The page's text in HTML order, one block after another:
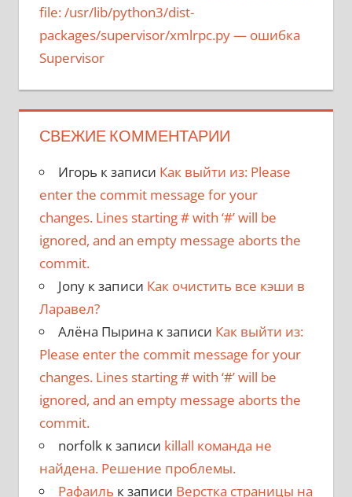
file: /usr/lib/python3/dist-
packages/supervisor/xmlrpc.py— ошибка
Supervisor
СВЕЖИЕ КОММЕНТАРИИ
Игорь к записи Как выйти из: Please
enter the commit message for your
changes. Lines starting # with ‘#’ will be
ignored, and an empty message aborts the
commit.
Jonyк записи Как очистить все кэши в
Ларавел?
Алёна Пырина к записи Как выйти из:
Please enter the commit message for your
changes. Lines starting # with ‘#’ will be
ignored, and an empty message aborts the
commit.
norfolkк записи killall команда не
найдена. Решение проблемы.
Рафаиль к записи Верстка страницы на